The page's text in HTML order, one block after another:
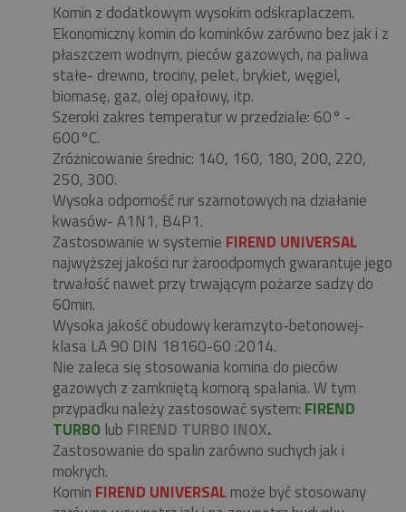
Komin z dodatkowym wysokim odskraplaczem.
Ekonomiczny komin do kominków zarówno bez jak i z
płaszczem wodnym, pieców gazowych, na paliwa
stałe- drewno, trociny, pelet, brykiet, węgiel,
biomasę, gaz, olej opałowy, itp.
Szeroki zakres temperatur w przedziale: 60° -
600°C.
Zróżnicowanie średnic: 140, 160, 180, 200, 220,
250, 300.
Wysoka odporność rur szamotowych na działanie
kwasów- A1N1, B4P1.
Zastosowanie w systemie FIREND UNIVERSAL
najwyższej jakości rur żaroodpornych gwarantuje jego
trwałość nawet przy trwającym pożarze sadzy do
60min.
Wysoka jakość obudowy keramzyto-betonowej-
klasa LA 90 DIN 18160-60 :2014.
Nie zaleca się stosowania komina do pieców
gazowych z zamkniętą komorą spalania. W tym
przypadku należy zastosować system: FIREND
TURBO lub FIREND TURBO INOX.
Zastosowanie do spalin zarówno suchych jak i
mokrych.
Komin FIREND UNIVERSALmoże być stosowany